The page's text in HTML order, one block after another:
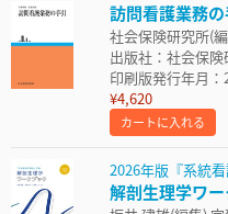
訪問看護業務
社会保険研究所(
出版社：社会保
印刷版発行年月
¥4,620
カートに入れる
2026年版『系統
解剖生理学ワ